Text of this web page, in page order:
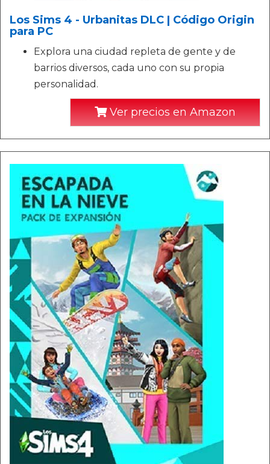
Los Sims 4 - Urbanitas DLC | Código Origin
para PC
Explora una ciudad repleta de gente y de
barrios diversos, cada uno con su propia
personalidad.
Ver precios en Amazon